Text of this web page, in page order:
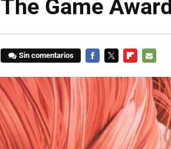
The Game
Sin comentarios
MAIL